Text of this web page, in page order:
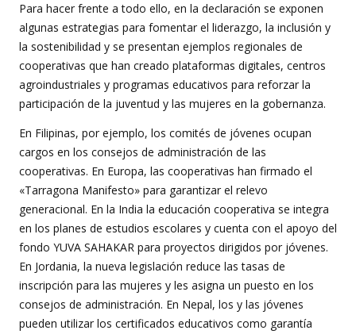
Para hacer frente a todo ello, en la declaración se exponen
algunas estrategias para fomentar el liderazgo, la inclusión y
la sostenibilidad y se presentan ejemplos regionales de
cooperativas que han creado plataformas digitales, centros
agroindustriales y programas educativos para reforzar la
participación de la juventud y las mujeres en la gobernanza.
En Filipinas, por ejemplo, los comités de jóvenes ocupan
cargos en los consejos de administración de las
cooperativas. En Europa, las cooperativas han firmado el
«Tarragona Manifesto» para garantizar el relevo
generacional. En la India la educación cooperativa se integra
en los planes de estudios escolares y cuenta con el apoyo del
fondo YUVA SAHAKAR para proyectos dirigidos por jóvenes.
En Jordania, la nueva legislación reduce las tasas de
inscripción para las mujeres y les asigna un puesto en los
consejos de administración. En Nepal, los y las jóvenes
pueden utilizar los certificados educativos como garantía